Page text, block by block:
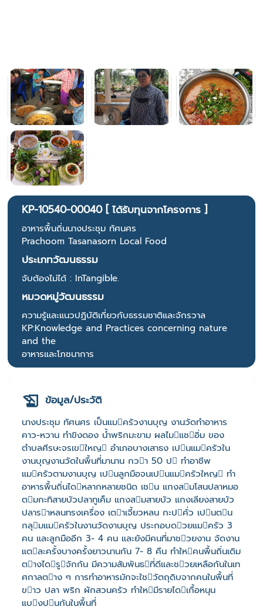
KP-10540-00040 [ ได้รับทุนจากโครงการ ]
อาหารพื้นถิ่นนางประชุม ทัศนศร
Prachoom Tasanasorn Local Food
ประเภทวัฒนธรรม
จับต้องไม่ได้ : InTangible.
หมวดหมู่วัฒนธรรม
ความรู้และแนวปฏิบัติเกี่ยวกับธรรมชาติและจักรวาล
KP:Knowledge and Practices concerning nature
and the
อาหารและโภชนาการ
ข้อมูล/ประวัติ
นางประชุม ทัศนศร เป็นแมครัวงานบุญ งานวัดทำอาหาร
คาว-หวาน ทำขิงดอง น้ำพริกมะขาม ผลไมแชอิ่ม ของ
ตำบลศีรษะจรเขใหญ อำเภอบางเสาธง เปนแมครัวใน
งานบุญงานวัดในพื้นที่มานาน กวา 50 ป ทำอาชีพ
แมครัวตามงานบุญ เปนลูกมือจนเปนแมครัวใหญ ทำ
อาหารพื้นถิ่นไดหลากหลายชนิด เชน แกงสมโสนปลาหมอ
ตมกะทิสายบัวปลาทูเค็ม แกงสมสายบัว แกงเลียงสายบัว
ปลาราหลนทรงเครื่อง เตาเจี้ยวหลน กะปคั่ว เปนตน
กลุมแมครัวในงานวัดงานบุญ ประกอบดวยแมครัว 3
คน และลูกมืออีก 3- 4 คน และยังมีคนที่มาชวยงาน จัดงาน
แตละครั้งบางครั้งยาวนานกัน 7- 8 คืน ทำใหคนพื้นถิ่นเดิม
ตางไดรูจักกัน มีความสัมพันธที่ดีและชวยเหลือกันในเท
ศกาลตาง ๆ การทำอาหารมักจะใชวัตถุดิบจากคนในพื้นที่
ขาว ปลา พริก ผักสวนครัว ทำใหมีรายไดเกื้อหนุน
แบงปนกันในพื้นที่